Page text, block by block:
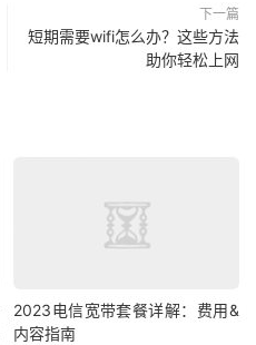
下一篇
短期需要wifi怎么办？这些方法
助你轻松上网
2023电信宽带套餐详解：费用&
内容指南